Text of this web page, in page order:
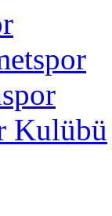
Kulübü